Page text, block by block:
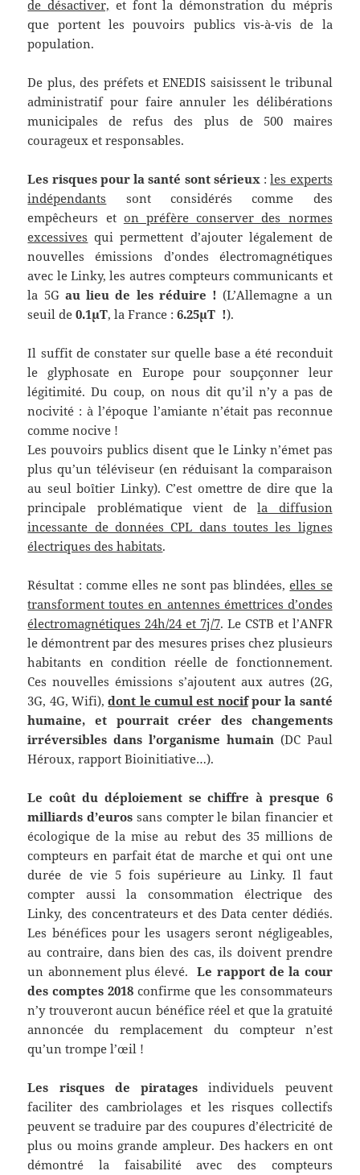
de désactiver, et font la démonstration du mépris
que portent les pouvoirs publics vis-à-vis de la
population.
De plus, des préfets et ENEDIS saisissent le tribunal
administratif pour faire annuler les délibérations
municipales de refus des plus de 500 maires
courageux et responsables.
Les risques pour la santé sont sérieux:les experts
indépendants sont considérés comme des
empêcheurs et on préfère conserver des normes
excessives qui permettent d’ajouter légalement de
nouvelles émissions d’ondes électromagnétiques
avec le Linky, les autres compteurs communicants et
la 5G au lieu de les réduire !(L’Allemagne a un
seuil de0.1µT, la France :6.25µT !).
Il suffit de constater sur quelle base a été reconduit
le glyphosate en Europe pour soupçonner leur
légitimité. Du coup, on nous dit qu’il n’y a pas de
nocivité : à l’époque l’amiante n’était pas reconnue
comme nocive !
Les pouvoirs publics disent que le Linky n’émet pas
plus qu’un téléviseur (en réduisant la comparaison
au seul boîtier Linky). C’est omettre de dire que la
principale problématique vient dela diffusion
incessante de données CPL dans toutes les lignes
électriques des habitats.
Résultat : comme elles ne sont pas blindées,elles se
transforment toutes en antennes émettrices d’ondes
électromagnétiques 24h/24 et 7j/7. Le CSTB et l’ANFR
le démontrent par des mesures prises chez plusieurs
habitants en condition réelle de fonctionnement.
Ces nouvelles émissions s’ajoutent aux autres (2G,
3G, 4G, Wifi),dont le cumul est nocifpour la santé
humaine, et pourrait créer des changements
irréversibles dans l’organisme humain (DC Paul
Héroux, rapport Bioinitiative…).
Le coût du déploiement se chiffre à presque 6
milliards d’euros sans compter le bilan financier et
écologique de la mise au rebut des 35 millions de
compteurs en parfait état de marche et qui ont une
durée de vie 5 fois supérieure au Linky. Il faut
compter aussi la consommation électrique des
Linky, des concentrateurs et des Data center dédiés.
Les bénéfices pour les usagers seront négligeables,
au contraire, dans bien des cas, ils doivent prendre
un abonnement plus élevé.Le rapport de la cour
des comptes 2018 confirme que les consommateurs
n’y trouveront aucun bénéfice réel et que la gratuité
annoncée du remplacement du compteur n’est
qu’un trompe l’œil !
Les risques de piratages individuels peuvent
faciliter des cambriolages et les risques collectifs
peuvent se traduire par des coupures d’électricité de
plus ou moins grande ampleur. Des hackers en ont
démontré la faisabilité avec des compteurs